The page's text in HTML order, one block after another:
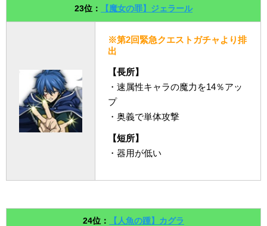
23位： 【魔女の罪】ジェラール
※第2回緊急クエストガチャより排
出
【長所】
・速属性キャラの魔力を14％アッ
プ
・奥義で単体攻撃
【短所】
・器用が低い
24位： 【人魚の踵】カグラ